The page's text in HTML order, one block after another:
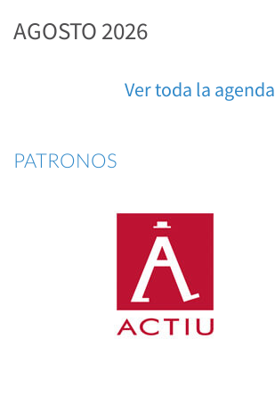
AGOSTO 2026
Ver toda la agenda
PATRONOS